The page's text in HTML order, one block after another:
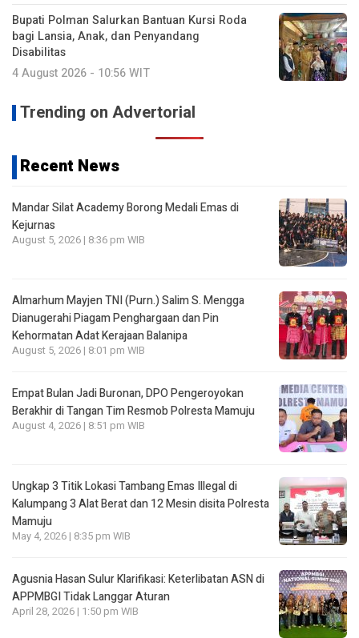
Bupati Polman Salurkan Bantuan Kursi Roda
bagi Lansia, Anak, dan Penyandang
Disabilitas
4 August 2026 - 10:56 WIT
Trending on Advertorial
Recent News
Mandar Silat Academy Borong Medali Emas di
Kejurnas
August 5, 2026 | 8:36 pm WIB
Almarhum Mayjen TNI (Purn.) Salim S. Mengga
Dianugerahi Piagam Penghargaan dan Pin
Kehormatan Adat Kerajaan Balanipa
August 5, 2026 | 8:01 pm WIB
Empat Bulan Jadi Buronan, DPO Pengeroyokan
Berakhir di Tangan Tim Resmob Polresta Mamuju
August 4, 2026 | 8:51 pm WIB
Ungkap 3 Titik Lokasi Tambang Emas Illegal di
Kalumpang 3 Alat Berat dan 12 Mesin disita Polresta
Mamuju
May 4, 2026 | 8:35 pm WIB
Agusnia Hasan Sulur Klarifikasi: Keterlibatan ASN di
APPMBGI Tidak Langgar Aturan
April 28, 2026 | 1:50 pm WIB